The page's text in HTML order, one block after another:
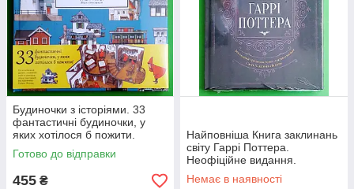
Будиночки з історіями. 33
фантастичні будиночки, у
яких хотілося б пожити.
Артбук. Сейджі Йошіда.
Mal'opus
Готово до відправки
455 ₴
Найповніша Книга заклинань
світу Гаррі Поттера.
Неофіційне видання.
Mal'opus
Немає в наявності